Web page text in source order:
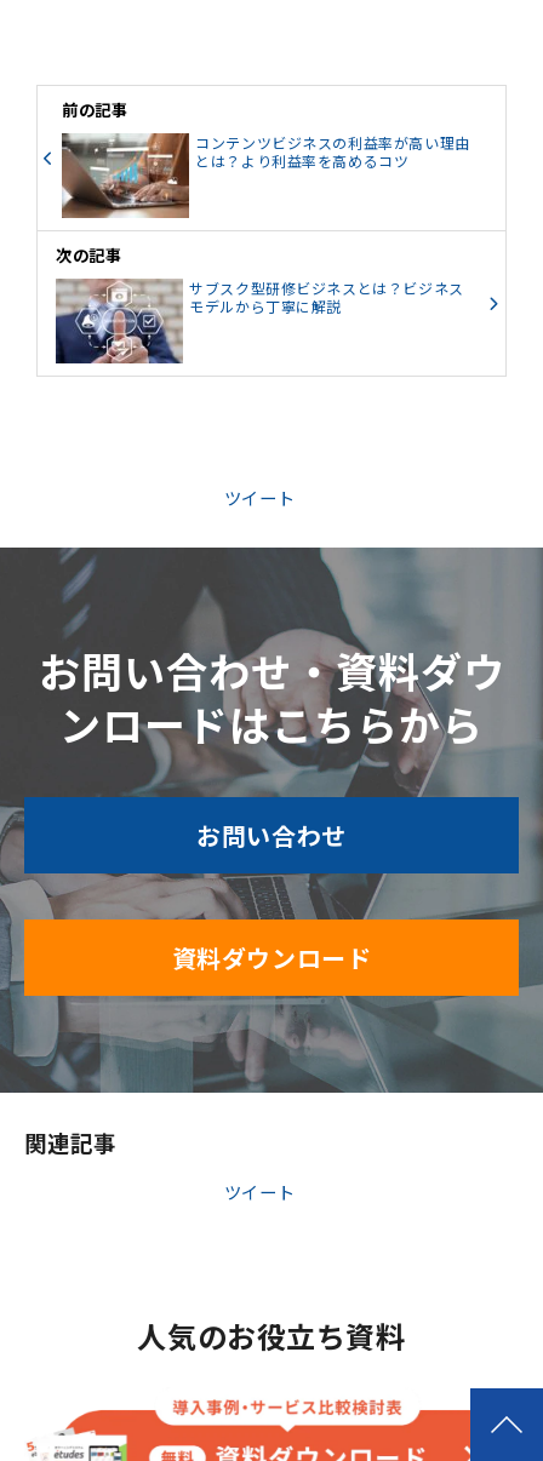
前の記事
コンテンツビジネスの利益率が高い理由
とは？より利益率を高めるコツ
次の記事
サブスク型研修ビジネスとは？ビジネス
モデルから丁寧に解説
ツイート
お問い合わせ・資料ダウ
ンロードはこちらから
お問い合わせ
資料ダウンロード
関連記事
ツイート
人気のお役立ち資料